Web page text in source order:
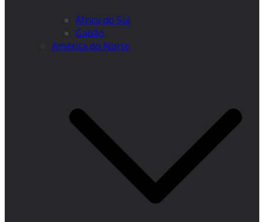
África do Sul
Gabão
América do Norte